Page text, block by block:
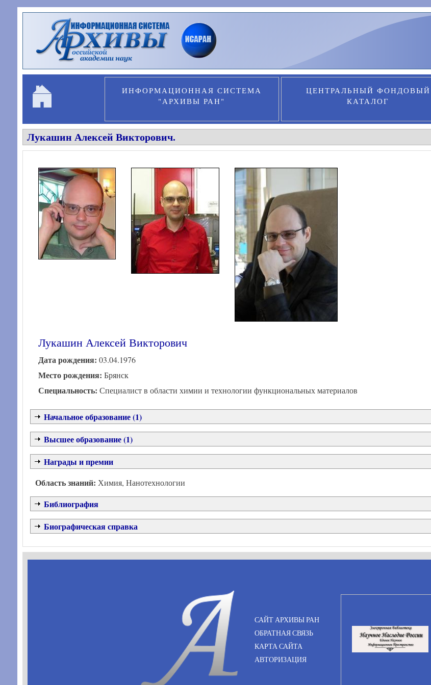
Перейти к основному содержанию
ИНФОРМАЦИОННАЯ СИСТЕМА
"АРХИВЫ РАН"
ЦЕНТРАЛЬНЫЙ ФОНДОВЫЙ
КАТАЛОГ
Лукашин Алексей Викторович.
Лукашин Алексей Викторович
Дата рождения: 03.04.1976
Место рождения: Брянск
Специальность: Специалист в области химии и технологии функциональных материалов
Начальное образование (1)
Высшее образование (1)
Награды и премии
Область знаний: Химия, Нанотехнологии
Библиография
Биографическая справка
САЙТ АРХИВЫ РАН
ОБРАТНАЯ СВЯЗЬ
КАРТА САЙТА
АВТОРИЗАЦИЯ